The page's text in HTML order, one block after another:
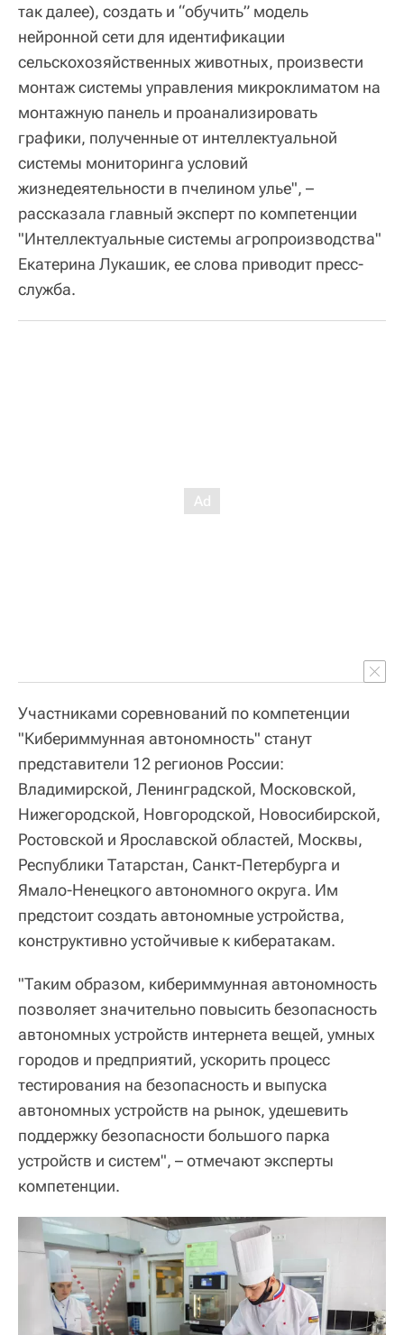
так далее), создать и “обучить” модель
нейронной сети для идентификации
сельскохозяйственных животных, произвести
монтаж системы управления микроклиматом на
монтажную панель и проанализировать
графики, полученные от интеллектуальной
системы мониторинга условий
жизнедеятельности в пчелином улье", –
рассказала главный эксперт по компетенции
"Интеллектуальные системы агропроизводства"
Екатерина Лукашик, ее слова приводит пресс-
служба.
Участниками соревнований по компетенции
"Кибериммунная автономность" станут
представители 12 регионов России:
Владимирской, Ленинградской, Московской,
Нижегородской, Новгородской, Новосибирской,
Ростовской и Ярославской областей, Москвы,
Республики Татарстан, Санкт-Петербурга и
Ямало-Ненецкого автономного округа. Им
предстоит создать автономные устройства,
конструктивно устойчивые к кибератакам.
"Таким образом, кибериммунная автономность
позволяет значительно повысить безопасность
автономных устройств интернета вещей, умных
городов и предприятий, ускорить процесс
тестирования на безопасность и выпуска
автономных устройств на рынок, удешевить
поддержку безопасности большого парка
устройств и систем", – отмечают эксперты
компетенции.